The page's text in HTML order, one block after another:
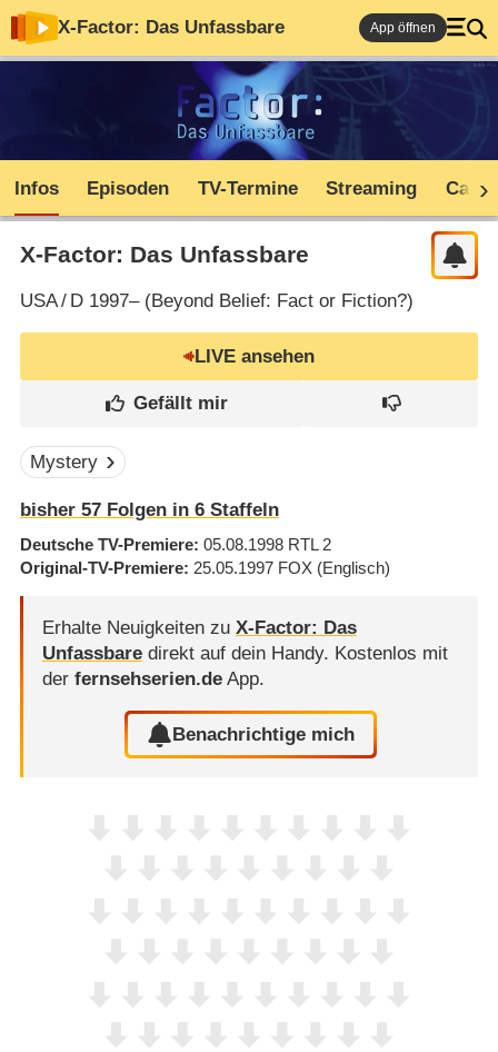
X-Factor: Das Unfassbare App öffnen
Infos Episoden TV-Termine Streaming Cast
X-Factor: Das Unfassbare
USA/ D1997– (Beyond Belief: Fact or Fiction?)
LIVE ansehen
Mystery
bisher 57Folgen in 6Staffeln
Deutsche TV-Premiere 05.08.1998 RTL 2
Original-TV-Premiere 25.05.1997 FOX (Englisch)
Erhalte Neuigkeiten zu X-Factor: Das
Unfassbaredirekt auf dein Handy. Kostenlos mit
der fernsehserien.deApp.
Benachrichtige mich